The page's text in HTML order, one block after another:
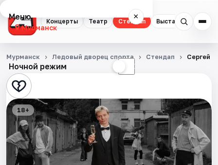
Концерты Театр Стендап Выставки
Меню ×
Мурманск
Концерты
Театр
Стендап
Выставки
Экскурсии
Ночной режим ☾
Мурманск Ледовый дворец спорта Стендап Сергей
18+